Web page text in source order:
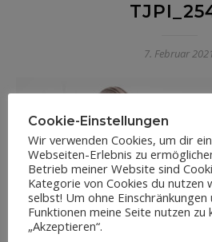
7. Februar
Cookie-Einstellungen
Wir verwenden Cookies, um dir
Webseiten-Erlebnis zu
Betrieb meiner Website sind
Kategorie von Cookies du nutzen
selbst! Um ohne Einschränkungen
Funktionen meine Seite nutzen zu
„Akzeptieren“.